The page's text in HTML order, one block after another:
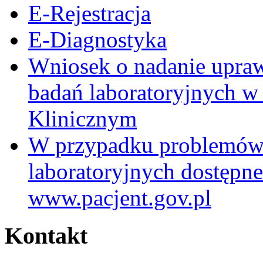
E-Rejestracja
E-Diagnostyka
Wniosek o nadanie
badań laboratoryjnych
Klinicznym
W przypadku
laboratoryjnych
www.pacjent.gov.pl
Kontakt